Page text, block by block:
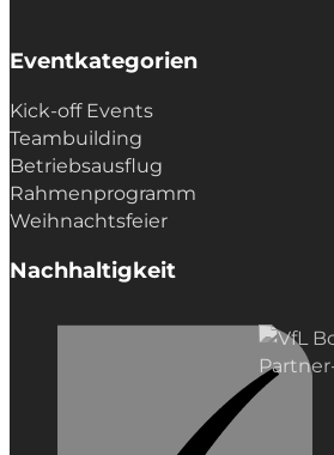
Eventkategorien
Kick-off Events
Teambuilding
Betriebsausflug
Rahmenprogramm
Weihnachtsfeier
Nachhaltigkeit